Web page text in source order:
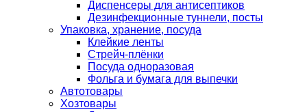
Диспенсеры для антисептиков
Дезинфекционные туннели, посты
Упаковка, хранение, посуда
Клейкие ленты
Стрейч-плёнки
Посуда одноразовая
Фольга и бумага для выпечки
Автотовары
Хозтовары